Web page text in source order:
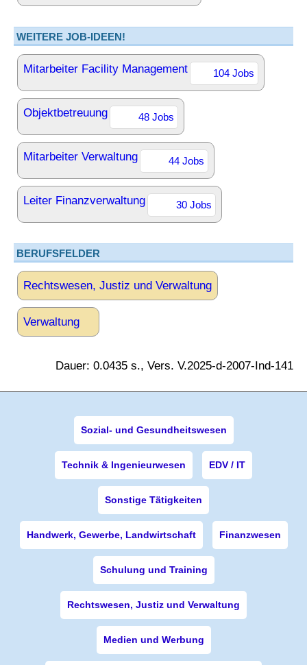
WEITERE JOB-IDEEN!
Mitarbeiter Facility Management 104 Jobs
Objektbetreuung 48 Jobs
Mitarbeiter Verwaltung 44 Jobs
Leiter Finanzverwaltung 30 Jobs
BERUFSFELDER
Rechtswesen, Justiz und Verwaltung
Verwaltung
Dauer: 0.0435 s., Vers. V.2025-d-2007-Ind-141
Sozial- und Gesundheitswesen
Technik & Ingenieurwesen EDV / IT
Sonstige Tätigkeiten
Handwerk, Gewerbe, Landwirtschaft Finanzwesen
Schulung und Training
Rechtswesen, Justiz und Verwaltung
Medien und Werbung